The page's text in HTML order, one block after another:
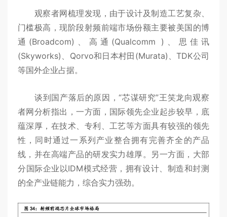
观察者网梳理发现，由于设计及制造工艺复杂、
门槛极高，现阶段射频前端市场份额主要被美国的博
通(Broadcom)、高通(Qualcomm )、思佳讯
(Skyworks)、Qorvo和日本村田(Murata)、TDK公司
等国外企业占据。
谈到国产落后的原因，“芯谋研究”王笑龙向观察
者网分析指出，一方面，国际领先企业起步较早，底
蕴深厚，在技术、专利、工艺等方面具有较强的领先
性，同时通过一系列产业整合拥有完善齐全的产品
线，并在高端产品的研发实力雄厚。另一方面，大部
分国际企业以IDM模式经营，拥有设计、制造和封测
的全产业链能力，综合实力强劲。